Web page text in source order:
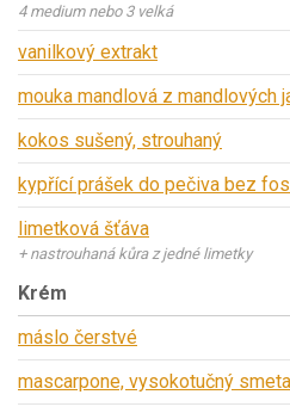
4 medium nebo 3 velká
vanilkový extrakt
mouka mandlová z mandlových
kokos sušený, strouhaný
kypřící prášek do pečiva bez
limetková šťáva
+ nastrouhaná kůra z jedné limetky
Krém
máslo čerstvé
mascarpone, vysokotučný